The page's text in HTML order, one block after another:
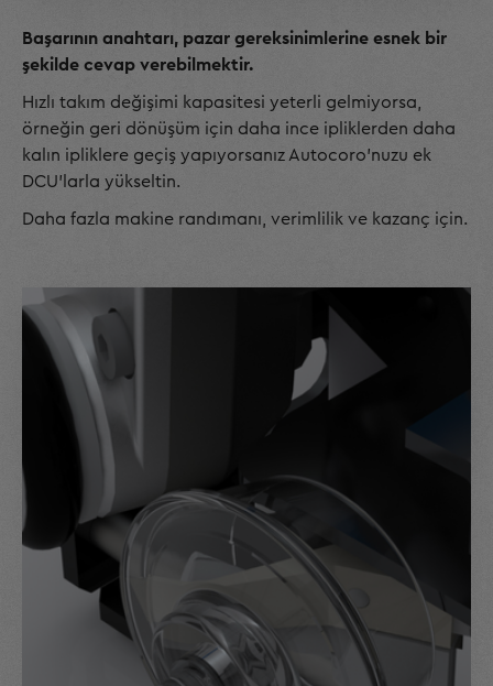
Başarının anahtarı, pazar gereksinimlerine esnek bir
şekilde cevap verebilmektir.
Hızlı takım değişimi kapasitesi yeterli gelmiyorsa,
örneğin geri dönüşüm için daha ince ipliklerden daha
kalın ipliklere geçiş yapıyorsanız Autocoro'nuzu ek
DCU'larla yükseltin.
Daha fazla makine randımanı, verimlilik ve kazanç için.